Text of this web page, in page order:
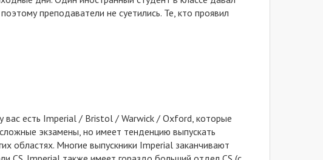
преподаватели не суетились. Те, кто проявил
вас есть Imperial / Bristol / Warwick / Oxford, которые
экзамены, но имеет тенденцию выпускать
областях. Многие выпускники Imperial заканчивают